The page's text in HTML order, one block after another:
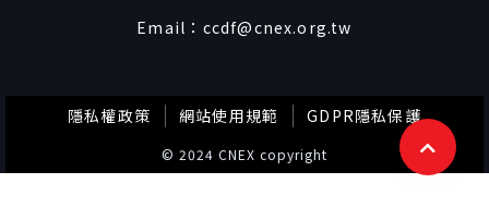
Email： ccdf@cnex.org.tw
© 2024 CNEX copyright
隱私權政策 網站使用規範 GDPR隱私保護